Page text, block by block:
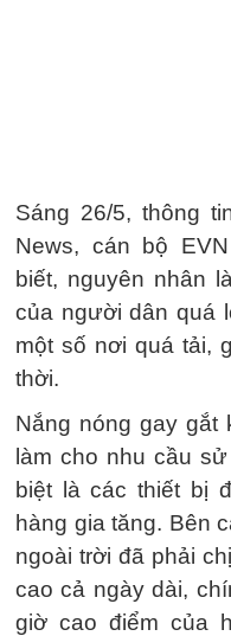
Sáng 26/5, thông
News, cán bộ
biết, nguyên nhân
của người dân quá
một số nơi quá tải,
thời.
Nắng nóng gay gắt
làm cho nhu cầu
biệt là các thiết bị
hàng gia tăng. Bên
ngoài trời đã phải
cao cả ngày dài,
giờ cao điểm của